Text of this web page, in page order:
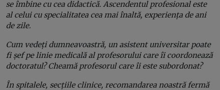
se îmbine cu cea didactică. Ascendentul profesional este
al celui cu specialitatea cea mai înaltă, experiența de ani
de zile.
Cum vedeți dumneavoastră, un asistent universitar poate
fi șef pe linie medicală al profesorului care îi coordonează
doctoratul? Cheamă profesorul care îi este subordonat?
În spitalele, secțiile clinice, recomandarea noastră fermă